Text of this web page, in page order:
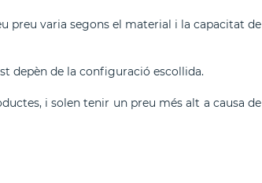
preu varia segons el material i la capacitat de
depèn de la configuració escollida.
i solen tenir un preu més alt a causa de